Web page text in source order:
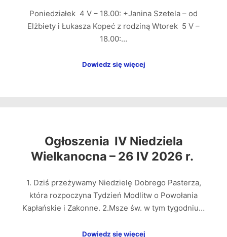
Poniedziałek 4 V – 18.00: +Janina Szetela – od
Elżbiety i Łukasza Kopeć z rodziną Wtorek 5 V –
18.00:…
Dowiedz się więcej
Ogłoszenia IV Niedziela
Wielkanocna – 26 IV 2026 r.
1. Dziś przeżywamy Niedzielę Dobrego Pasterza,
która rozpoczyna Tydzień Modlitw o Powołania
Kapłańskie i Zakonne. 2.Msze św. w tym tygodniu…
Dowiedz się więcej